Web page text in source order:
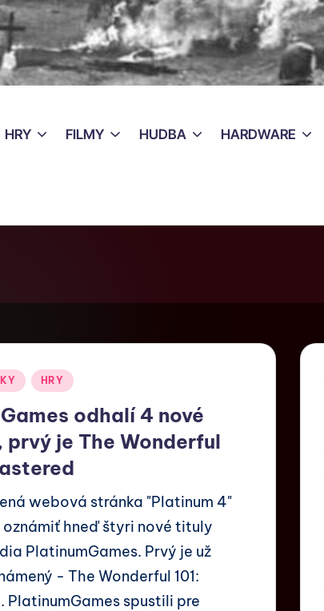
HRY FILMY HUDBA HARDWARE
HRY
odhalí 4 nové
je The Wonderful
webová stránka "Platinum 4"
oznámiť hneď štyri nové tituly
PlatinumGames. Prvý je už
- The Wonderful 101:
PlatinumGames spustili pre